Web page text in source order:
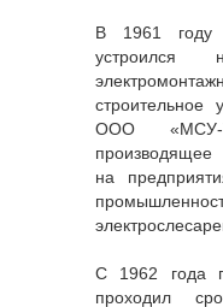
В 1961 году
устроился
ООО «МСУ-
производящее
на
С 1962 года
проходил